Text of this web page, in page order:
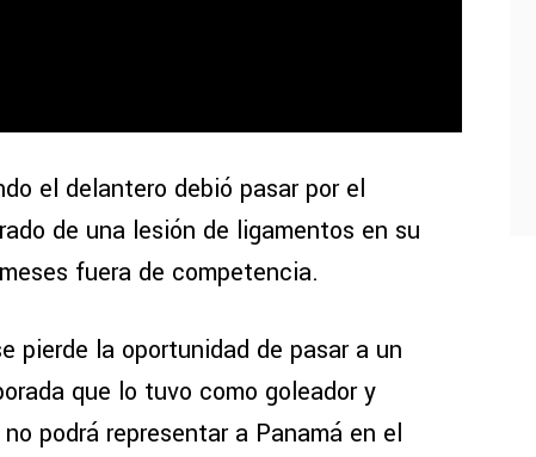
el delantero debió pasar por el
de una lesión de ligamentos en su
fuera de competencia.
pierde la oportunidad de pasar a un
que lo tuvo como goleador y
podrá representar a Panamá en el